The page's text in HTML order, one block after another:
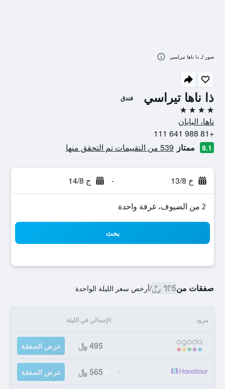
ذا ناها تيراسي فندق
4 نجوم
ناها، اليابان
+81 988 641 111
9.1 ممتاز 539 من التقييمات تم التحقق منها
خ 13/8 - ج 14/8
2 من الضيوف، غرفة واحدة
بحث
صفقات من495 ﷼ /أرخص سعر الليلة الواحدة
مزود الإجمالي في الليلة
495 ﷼ عرض الصفقة
565 ﷼ عرض الصفقة
صور لـ ذا ناها تيراسي